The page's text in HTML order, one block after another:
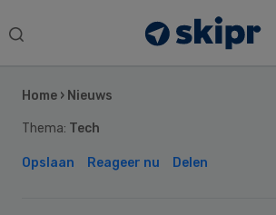
Search
Home › Nieuws
Thema: Tech
Opslaan Reageer nu Delen
Sidebar